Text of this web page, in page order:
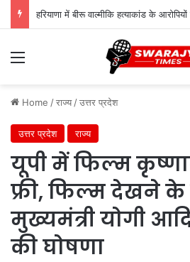
Menu
Home /राज्य /उत्तर प्रदेश
उत्तर प्रदेश राज्य
यूपी में फिल्म
फ्री, फिल्म देखने के
मुख्यमंत्री योगी
की घोषणा